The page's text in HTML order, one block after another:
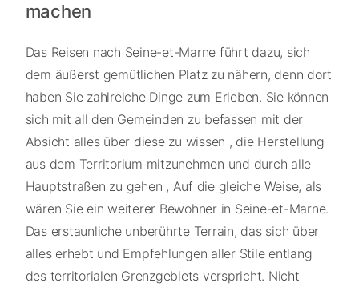
machen
Das Reisen nach Seine-et-Marne führt dazu, sich
dem äußerst gemütlichen Platz zu nähern, denn dort
haben Sie zahlreiche Dinge zum Erleben. Sie können
sich mit all den Gemeinden zu befassen mit der
Absicht alles über diese zu wissen , die Herstellung
aus dem Territorium mitzunehmen und durch alle
Hauptstraßen zu gehen , Auf die gleiche Weise, als
wären Sie ein weiterer Bewohner in Seine-et-Marne.
Das erstaunliche unberührte Terrain, das sich über
alles erhebt und Empfehlungen aller Stile entlang
des territorialen Grenzgebiets verspricht. Nicht